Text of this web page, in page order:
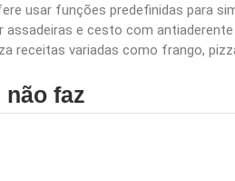
usar funções predefinidas para
assadeiras e cesto com
receitas variadas como frango,
não faz